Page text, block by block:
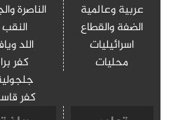
عربية وعالمية
الضفة والقطاع
اسرائيليات
محليات
الناصرة
النقب
اللد
كفر برا
كفر